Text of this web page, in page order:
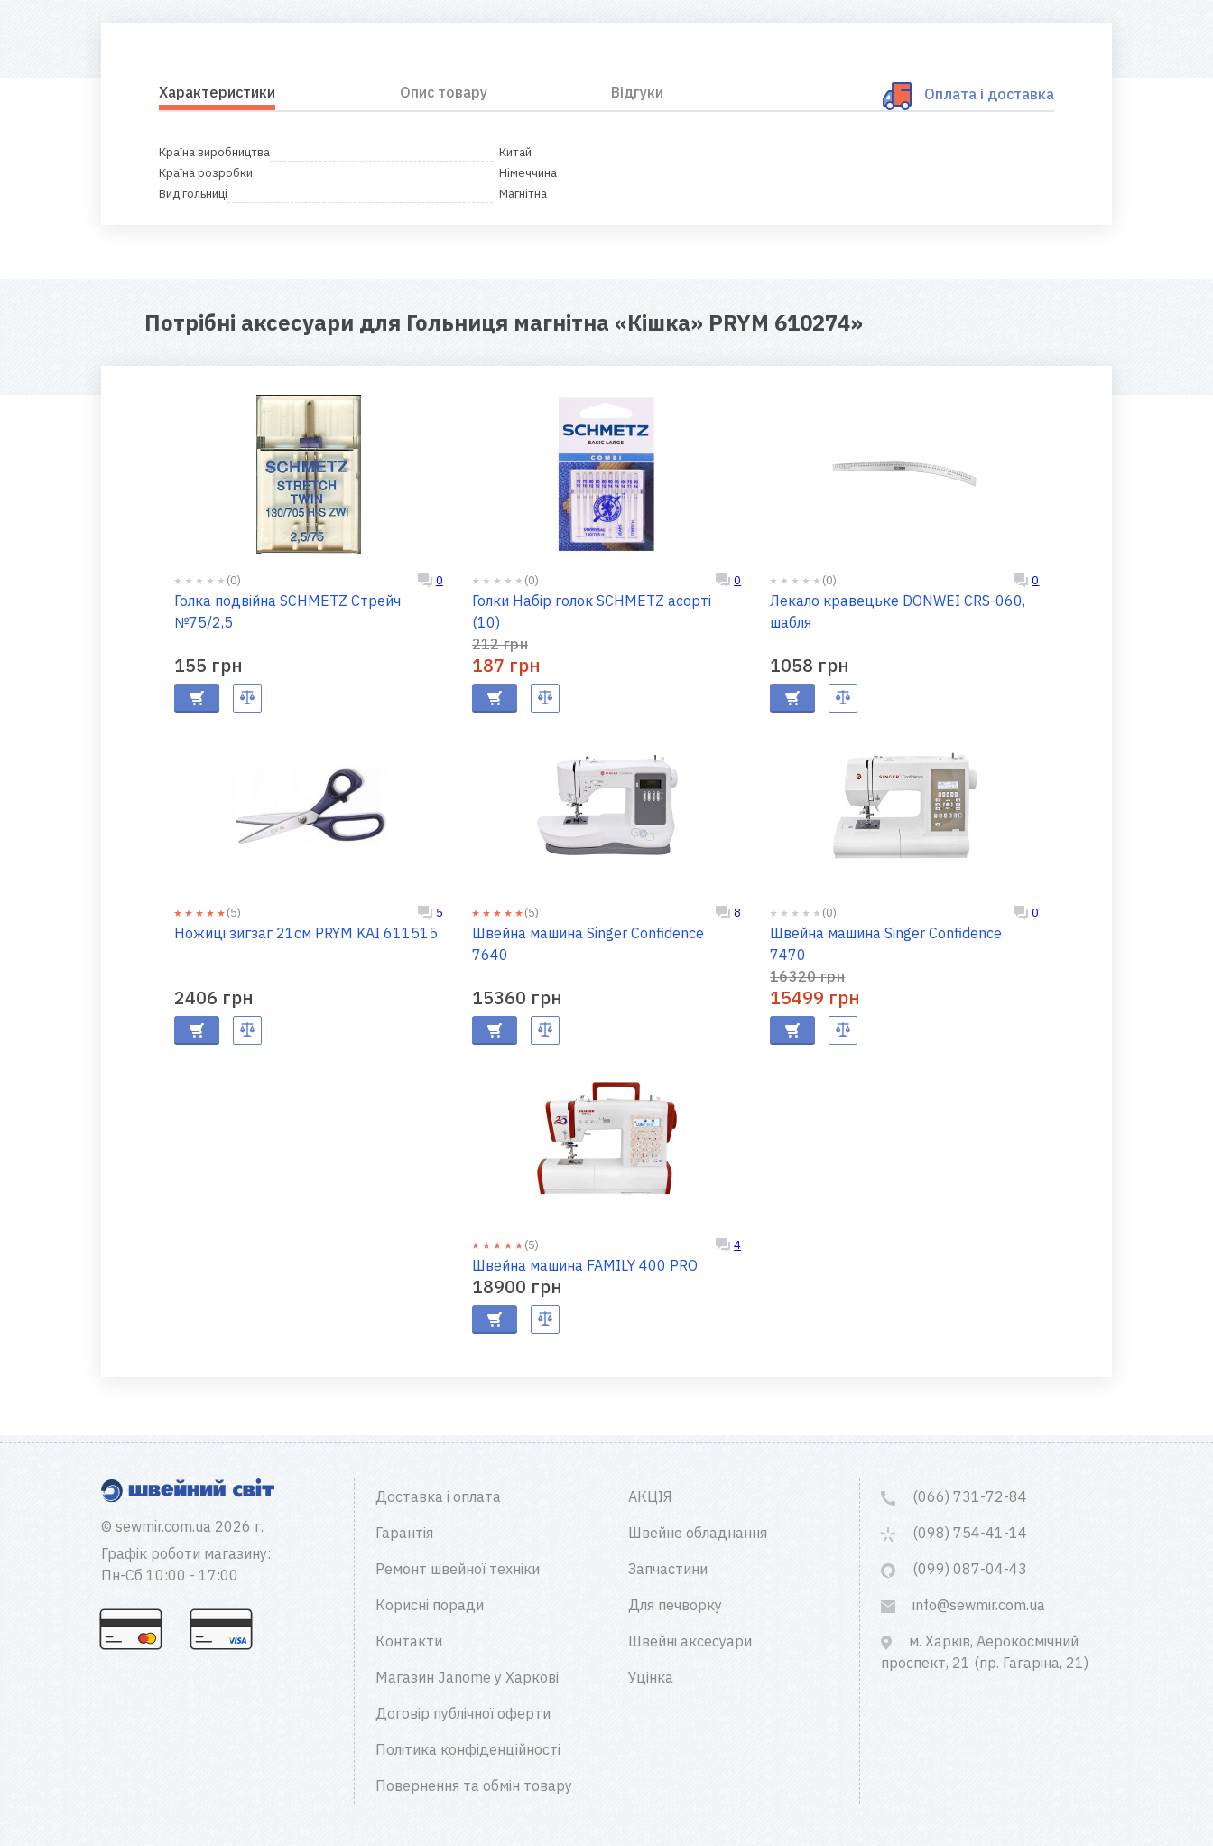
Характеристики Опис товару Відгуки Оплата і доставка
Країна виробництва
Китай
Країна розробки
Німеччина
Вид гольниці
Магнітна
Потрібні аксесуари для Гольниця магнітна «Кішка» PRYM 610274»
(0) 0
Голка подвійна SCHMETZ Стрейч
№75/2,5
155 грн
(0) 0
Голки Набір голок SCHMETZ асорті
(10)
212 грн
187 грн
(0) 0
Лекало кравецьке DONWEI CRS-060,
шабля
1058 грн
(5) 5
Ножиці зигзаг 21см PRYM KAI 611515
2406 грн
(5) 8
Швейна машина Singer Confidence
7640
15360 грн
(0) 0
Швейна машина Singer Confidence
7470
16320 грн
15499 грн
(5) 4
Швейна машина FAMILY 400 PRO
18900 грн
© sewmir.com.ua 2026 г.
Графік роботи магазину:
Пн-Сб 10:00 - 17:00
Доставка і оплата
Гарантія
Ремонт швейної техніки
Корисні поради
Контакти
Магазин Janome у Харкові
Договір публічної оферти
Політика конфіденційності
Повернення та обмін товару
АКЦІЯ
Швейне обладнання
Запчастини
Для печворку
Швейні аксесуари
Уцінка
(066) 731-72-84
(098) 754-41-14
(099) 087-04-43
info@sewmir.com.ua
м. Харків, Аерокосмічний
проспект, 21 (пр. Гагаріна, 21)